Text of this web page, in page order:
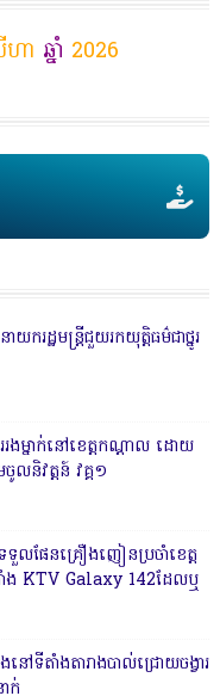
ា ឆ្នាំ 2026
រដ្ឋមន្ត្រីជួយរកយុត្តិធម៌ជាថ្នូរ
រងម្នាក់នៅខេត្តកណ្ដាល ដោយ
ចូលនិវត្តន៍ វគ្គ១
ផែនគ្រឿងញៀនប្រចាំខេត្ត
ង KTV Galaxy 142ដែលឬ
ៅទីតាំងតារាងបាល់ជ្រោយចង្វារ
ក់